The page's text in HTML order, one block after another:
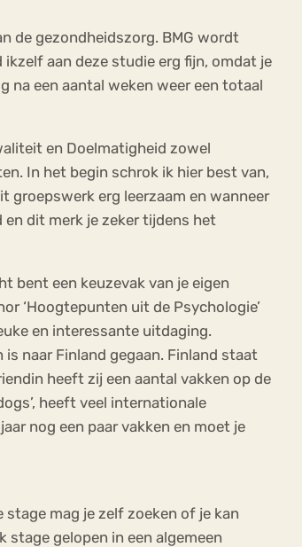
de gezondheidszorg. BMG wordt
aan deze studie erg fijn, omdat je
na een aantal weken weer een totaal
en Doelmatigheid zowel
In het begin schrok ik hier best van,
groepswerk erg leerzaam en wanneer
dit merk je zeker tijdens het
bent een keuzevak van je eigen
‘Hoogtepunten uit de Psychologie’
en interessante uitdaging.
naar Finland gegaan. Finland staat
heeft zij een aantal vakken op de
heeft veel internationale
nog een paar vakken en moet je
mag je zelf zoeken of je kan
gelopen in een algemeen